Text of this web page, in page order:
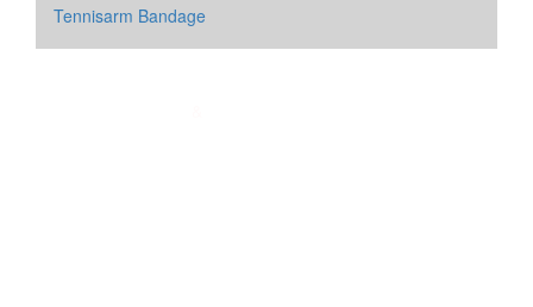
Tennisarm Bandage